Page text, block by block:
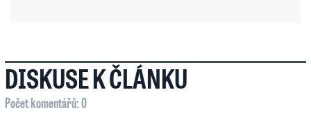
DISKUSE K ČLÁNKU
Počet komentářů: 0